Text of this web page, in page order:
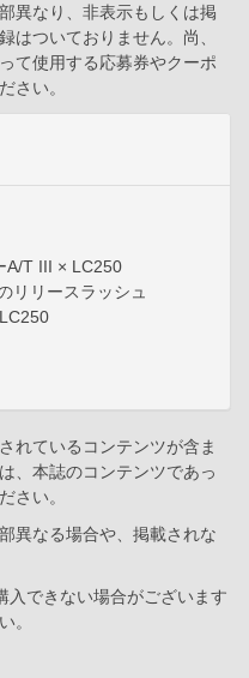
異なり、非表示もしくは掲
はついておりません。尚、
て使用する応募券やクーポ
さい。
A/T III × LC250
リリースラッシュ
れているコンテンツが含ま
、本誌のコンテンツであっ
さい。
異なる場合や、掲載されな
できない場合がございます
。